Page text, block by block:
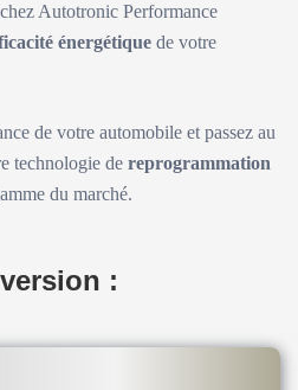
Autotronic Performance
énergétique de votre
de votre automobile et passez au
technologie de reprogrammation
du marché.
: